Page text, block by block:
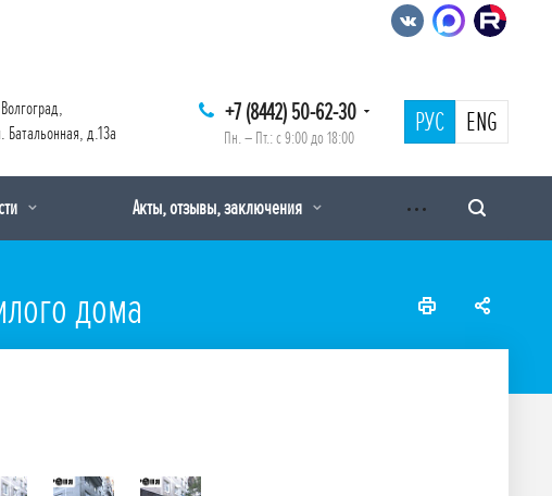
+7 (8442) 50-62-30
Пн. – Пт.: с 9:00 до 18:00 РУС ENG
Батальонная, д.13а
Акты, отзывы, заключения
дома